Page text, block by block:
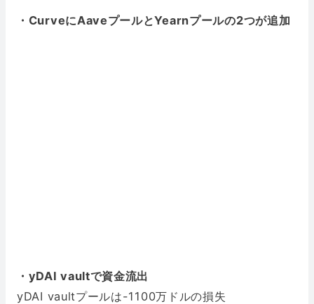
・CurveにAaveプールとYearnプールの2つが追加
・yDAI vaultで資金流出
yDAI vaultプールは-1100万ドルの損失